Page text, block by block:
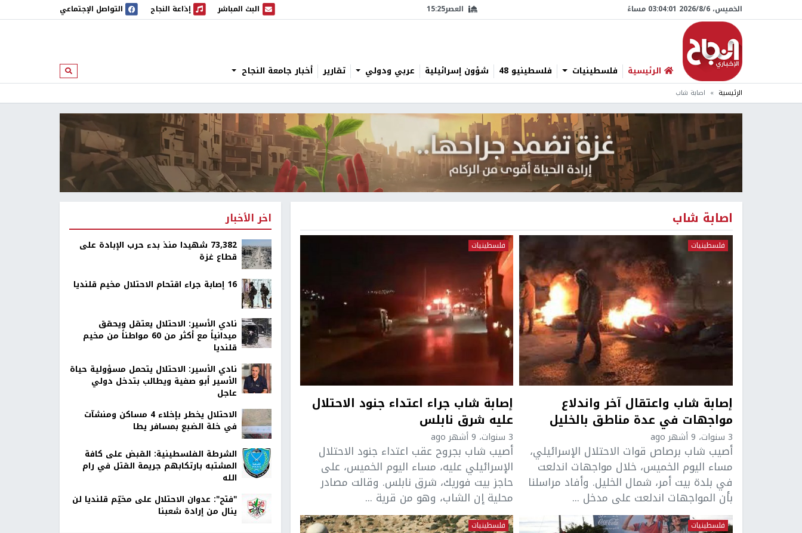
الخميس، 6/‏8/‏2026 03:04:02 مساءً العصر15:25 البث المباشر
البث المباشر إذاعة النجاح
إذاعة النجاح التواصل الإجتماعي
الرئيسية فلسطينيات فلسطينيو 48 شؤون إسرائيلية عربي ودولي تقارير أخبار جامعة النجاح ابحث
الرئيسية اصابة شاب
اصابة شاب
فلسطينيات
إصابة شاب واعتقال آخر واندلاع
مواجهات في عدة مناطق بالخليل
3 سنوات، 9 أشهر ago
أصيب شاب برصاص قوات الاحتلال الإسرائيلي،
مساء اليوم الخميس، خلال مواجهات اندلعت
في بلدة بيت أمر، شمال الخليل. وأفاد مراسلنا
بأن المواجهات اندلعت على مدخل ...
فلسطينيات
إصابة شاب جراء اعتداء جنود الاحتلال
عليه شرق نابلس
3 سنوات، 9 أشهر ago
أصيب شاب بجروح عقب اعتداء جنود الاحتلال
الإسرائيلي عليه، مساء اليوم الخميس، على
حاجز بيت فوريك، شرق نابلس. وقالت مصادر
محلية إن الشاب، وهو من قرية ...
فلسطينيات فلسطينيات
اخر الأخبار
73,382 شهيدا منذ بدء حرب الإبادة على
قطاع غزة
16 إصابة جراء اقتحام الاحتلال مخيم قلنديا
نادي الأسير: الاحتلال يعتقل ويحقق
ميدانياً مع أكثر من 60 مواطناً من مخيم
قلنديا
نادي الأسير: الاحتلال يتحمل مسؤولية حياة
الأسير أبو صفية ويطالب بتدخل دولي
عاجل
الاحتلال يخطر بإخلاء 4 مساكن ومنشآت
في خلة الضبع بمسافر يطا
الشرطة الفلسطينية: القبض على كافة
المشتبه بارتكابهم جريمة القتل في رام
الله
"فتح": عدوان الاحتلال على مخيّم قلنديا لن
ينال من إرادة شعبنا